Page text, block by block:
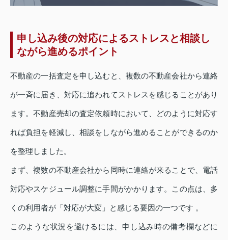
申し込み後の対応によるストレスと相談し
ながら進めるポイント
不動産の一括査定を申し込むと、複数の不動産会社から連絡
が一斉に届き、対応に追われてストレスを感じることがあり
ます。不動産売却の査定依頼時において、どのように対応す
れば負担を軽減し、相談をしながら進めることができるのか
を整理しました。
まず、複数の不動産会社から同時に連絡が来ることで、電話
対応やスケジュール調整に手間がかかります。この点は、多
くの利用者が「対応が大変」と感じる要因の一つです 。
このような状況を避けるには、申し込み時の備考欄などに